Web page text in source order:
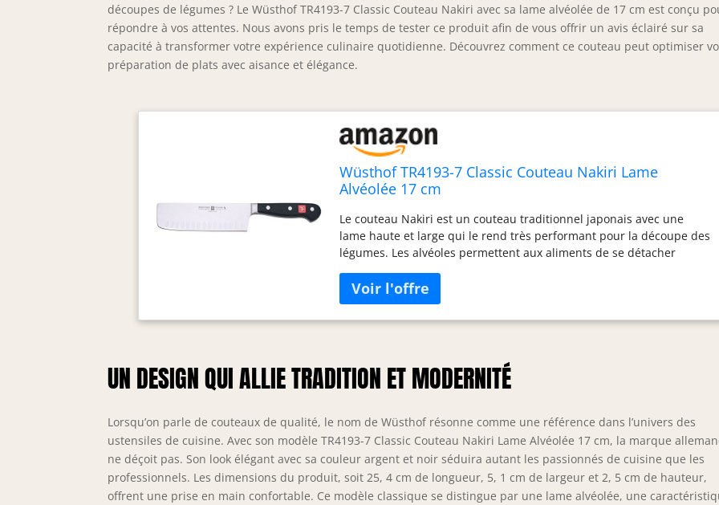
découpes de légumes ? Le Wüsthof TR4193-7 Classic Couteau Nakiri avec sa lame alvéolée de 17 cm est conçu
répondre à vos attentes. Nous avons pris le temps de tester ce produit afin de vous offrir un avis éclairé sur sa
capacité à transformer votre expérience culinaire quotidienne. Découvrez comment ce couteau peut optimiser
préparation de plats avec aisance et élégance.
Wüsthof TR4193-7 Classic Couteau Nakiri Lame
Alvéolée 17 cm
Le couteau Nakiri est un couteau traditionnel japonais avec une
lame haute et large qui le rend très performant pour la découpe des
légumes. Les alvéoles permettent aux aliments de se détacher
facilement au fil de la découpe. Couteau forgé avec précision dans
une seule pièce d'un acier spécial trempé et doté d’une haute
teneur en carbone, pour en garantir la solidité et la durabilité.
Tranchant extrême garanti grâce à la technologie de pointe Petec de
de la lame. Couteau de la gamme Classic de Wüsthof Avec son
design intemporel, son ergonomie parfaite et sa précision lors de la
gamme de référence de la coutellerie haut de gamme pour les
professionnels et amateurs passionnés. Couteau fabriqué à
Solingen, en Allemagne et bénéficiant d'une garantie à vie.
UN DESIGN QUI ALLIE TRADITION ET MODERNITÉ
Lorsqu’on parle de couteaux de qualité, le nom de Wüsthof résonne comme une référence dans l’univers des
ustensiles de cuisine. Avec son modèle TR4193-7 Classic Couteau Nakiri Lame Alvéolée 17 cm, la marque
ne déçoit pas. Son look élégant avec sa couleur argent et noir séduira autant les passionnés de cuisine que les
professionnels. Les dimensions du produit, soit 25, 4 cm de longueur, 5, 1 cm de largeur et 2, 5 cm de hauteur,
offrent une prise en main confortable. Ce modèle classique se distingue par une lame alvéolée, une